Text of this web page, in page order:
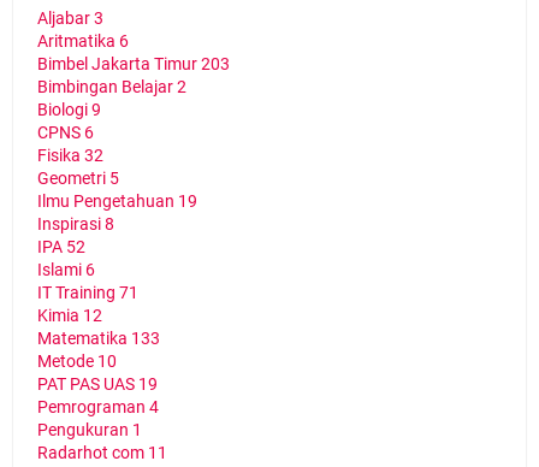
Aljabar3
Aritmatika 6
Bimbel Jakarta Timur203
Bimbingan Belajar2
Biologi9
CPNS 6
Fisika 32
Geometri 5
Ilmu Pengetahuan 19
Inspirasi8
IPA 52
Islami 6
IT Training 71
Kimia 12
Matematika 133
Metode 10
PAT PAS UAS 19
Pemrograman 4
Pengukuran 1
Radarhot com 11